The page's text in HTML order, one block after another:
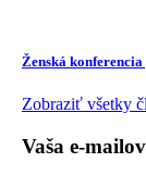
Ženská
Zobraziť všetky
Vaša e-